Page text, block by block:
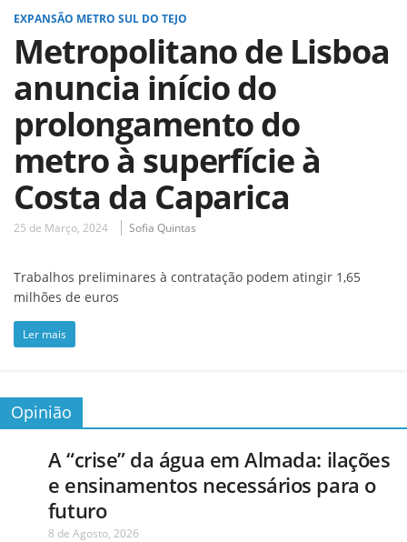
EXPANSÃO METRO SUL DO TEJO
Metropolitano de Lisboa
anuncia início do
prolongamento do
metro à superfície à
Costa da Caparica
25 de Março, 2024 Sofia Quintas
Trabalhos preliminares à contratação podem atingir 1,65
milhões de euros
Ler mais
Opinião
A “crise” da água em Almada: ilações
e ensinamentos necessários para o
futuro
8 de Agosto, 2026